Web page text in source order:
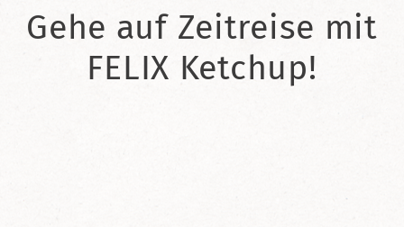
Gehe auf Zeitreise mit
FELIX Ketchup!